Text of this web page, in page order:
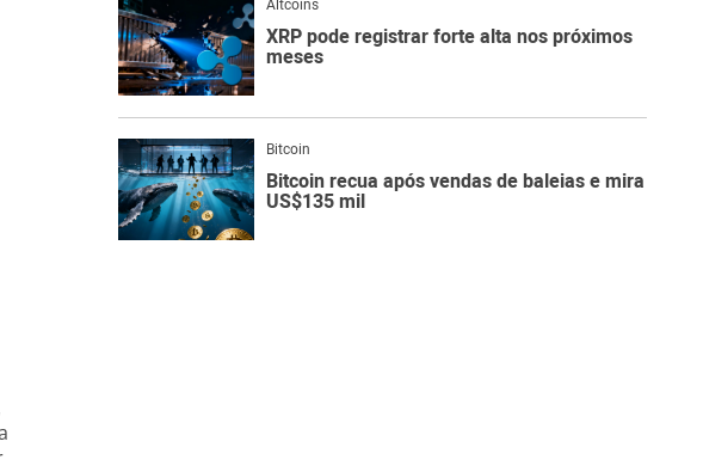
Altcoins
XRP pode registrar forte alta nos próximos
meses
Bitcoin
Bitcoin recua após vendas de baleias e mira
US$135 mil